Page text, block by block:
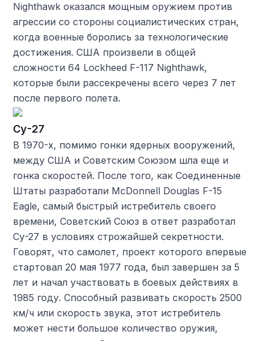
Nighthawk оказался мощным оружием против
агрессии со стороны социалистических стран,
когда военные боролись за технологические
достижения. США произвели в общей
сложности 64 Lockheed F-117 Nighthawk,
которые были рассекречены всего через 7 лет
после первого полета.
Су-27
В 1970-х, помимо гонки ядерных вооружений,
между США и Советским Союзом шла еще и
гонка скоростей. После того, как Соединенные
Штаты разработали McDonnell Douglas F-15
Eagle, самый быстрый истребитель своего
времени, Советский Союз в ответ разработал
Су-27 в условиях строжайшей секретности.
Говорят, что самолет, проект которого впервые
стартовал 20 мая 1977 года, был завершен за 5
лет и начал участвовать в боевых действиях в
1985 году. Способный развивать скорость 2500
км/ч или скорость звука, этот истребитель
может нести большое количество оружия,